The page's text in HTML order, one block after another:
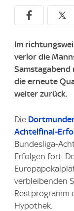
Im
verlor die
Samstagabend
die erneute
weiter zurück.
Die
Achtelfinal-
Bundesliga-
Erfolgen fort.
verbleibenden
Restprogramm
Hypothek.